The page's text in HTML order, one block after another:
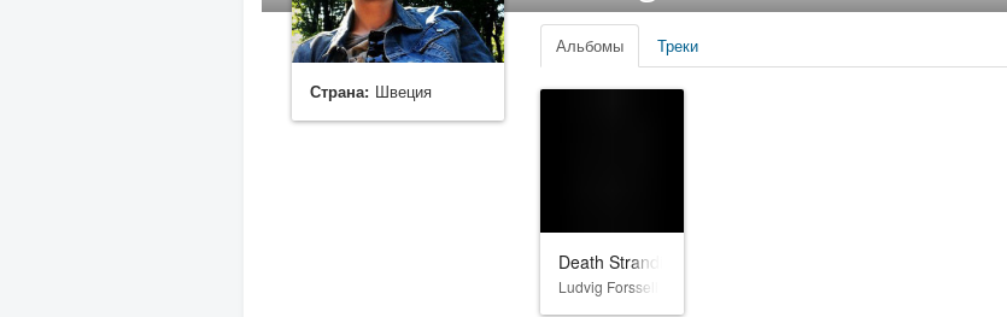
Страна: Швеция
Альбомы Треки
Death Stranding
Ludvig Forssell